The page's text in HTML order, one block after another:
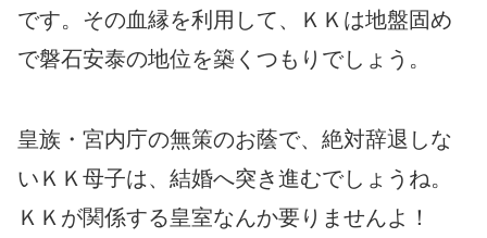
です。その血縁を利用して、ＫＫは地盤固め
で磐石安泰の地位を築くつもりでしょう。
皇族・宮内庁の無策のお蔭で、絶対辞退しな
いＫＫ母子は、結婚へ突き進むでしょうね。
ＫＫが関係する皇室なんか要りませんよ！